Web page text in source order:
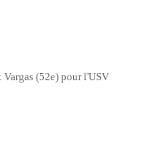
(52e) pour l'USV